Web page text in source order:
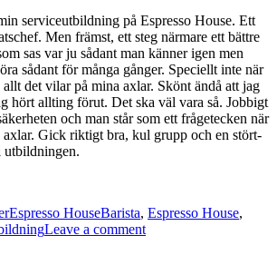
serviceutbildning på Espresso House. Ett
Men främst, ett steg närmare ett bättre
sas var ju sådant man känner igen men
sådant för många gånger. Speciellt inte när
det vilar på mina axlar. Skönt ändå att jag
hört allting förut. Det ska väl vara så. Jobbigt
och man står som ett frågetecken när
axlar. Gick riktigt bra, kul grupp och en stört-
utbildningen.
Categories
Espresso HouseTags
Barista, Espresso House,
Leave a commenton